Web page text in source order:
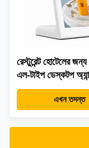
রেস্টুরেন্ট হোটেলের
এল-টাইপ ডেস্কটপ
ট্যাবলেট RK3399
স্ক্রিন ট্যাবলেটএখন তদন্ত